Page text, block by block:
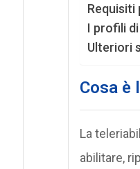
Requisiti
I profili
Ulteriori
Cosa è
La
abilitare,